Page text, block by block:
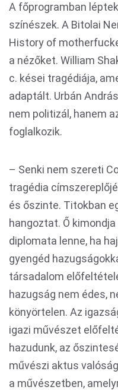
A főprogramban
színészek. A Bitolai
History of
a nézőket. William
c. kései tragédiája,
adaptált. Urbán
nem politizál, hanem
foglalkozik.
– Senki nem szereti
tragédia
és őszinte. Titokban
hangoztat. Ő
diplomata lenne, ha
gyengéd
társadalom
hazugság nem édes,
könyörtelen. Az
igazi művészet
hazudunk, az
művészi aktus
a művészetben,